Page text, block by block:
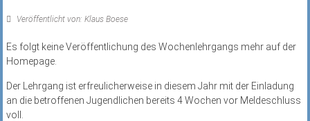
Veröffentlicht von: Klaus Boese
Es folgt keine Veröffentlichung des Wochenlehrgangs mehr auf der
Homepage.
Der Lehrgang ist erfreulicherweise in diesem Jahr mit der Einladung
an die betroffenen Jugendlichen bereits 4 Wochen vor Meldeschluss
voll.